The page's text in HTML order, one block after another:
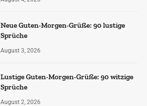
Neue Guten-Morgen-Grüße: 90 lustige
Sprüche
August 3, 2026
Lustige Guten-Morgen-Grüße: 90 witzige
Sprüche
August 2, 2026